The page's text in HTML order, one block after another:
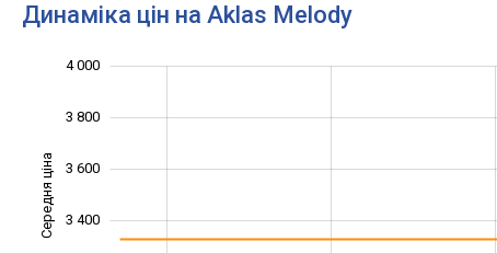
Динаміка цін на Aklas Melody
Середня ціна
4 000
3 800
3 400
3 600